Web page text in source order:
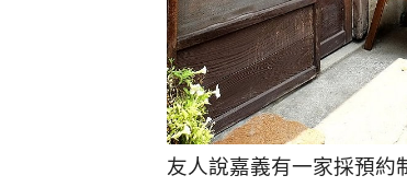
友人說嘉義有一家採預約